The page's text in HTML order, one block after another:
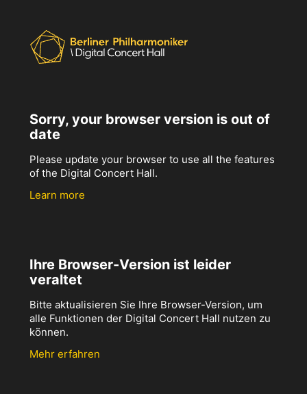
Sorry, your browser version is out of
date
Please update your browser to use all the features
of the Digital Concert Hall.
Learn more
Ihre Browser-Version ist leider
veraltet
Bitte aktualisieren Sie Ihre Browser-Version, um
alle Funktionen der Digital Concert Hall nutzen zu
können.
Mehr erfahren